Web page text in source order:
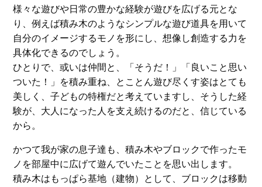
様々な遊びや日常の豊かな経験が遊びを広げる元とな
り、例えば積み木のようなシンプルな遊び道具を用いて
自分のイメージするモノを形にし、想像し創造する力を
具体化できるのでしょう。
ひとりで、或いは仲間と、「そうだ！」「良いこと思い
ついた！」を積み重ね、とことん遊び尽くす姿はとても
美しく、子どもの特権だと考えていますし、そうした経
験が、大人になった人を支え続けるのだと、信じている
から。
かつて我が家の息子達も、積み木やブロックで作ったモ
ノを部屋中に広げて遊んでいたことを思い出します。
積み木はもっぱら基地（建物）として、ブロックは移動